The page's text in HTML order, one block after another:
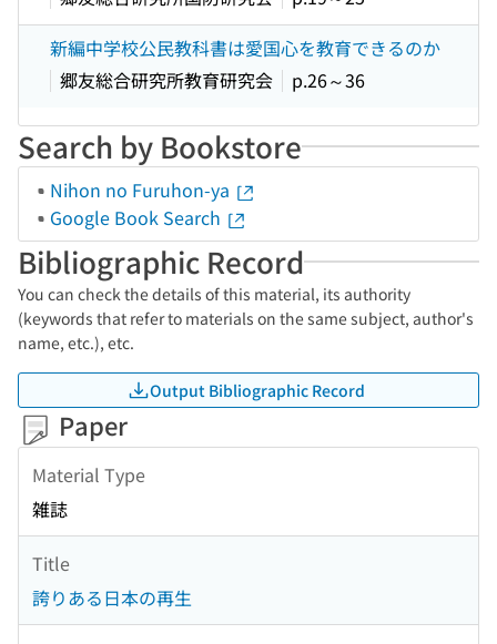
新編中学校公民教科書は愛国心を教育できるのか
郷友総合研究所教育研究会
p.26～36
Search by Bookstore
Nihon no Furuhon-ya
Google Book Search
Bibliographic Record
You can check the details of this material, its authority
(keywords that refer to materials on the same subject, author's
name, etc.), etc.
Output Bibliographic Record
Paper
Material Type
雑誌
Title
誇りある日本の再生